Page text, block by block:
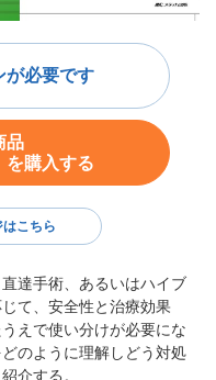
達手術、あるいはハイブ
て、安全性と治療効果
えで使い分けが必要にな
のように理解しどう対処
介する。
が必要です
品
を購入する
こちら